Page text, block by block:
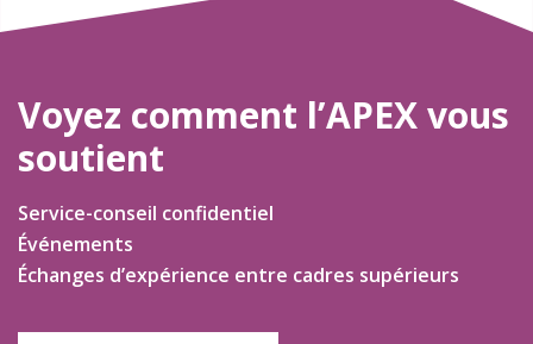
Voyez comment l’APEX vous
soutient
Service-conseil confidentiel
Événements
Échanges d’expérience entre cadres supérieurs